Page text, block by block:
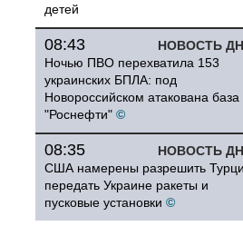
детей
НОВОСТЬ
08:43
Ночью ПВО перехватила 153
украинских БПЛА: под
Новороссийском атакована база
"Роснефти" ©
НОВОСТЬ
08:35
США намерены разрешить
передать Украине ракеты и
пусковые установки ©